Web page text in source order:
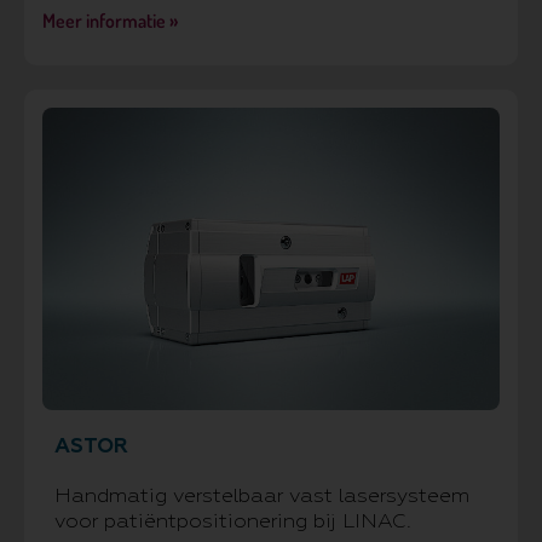
Meer informatie »
ASTOR
Handmatig verstelbaar vast lasersysteem
voor patiëntpositionering bij LINAC.